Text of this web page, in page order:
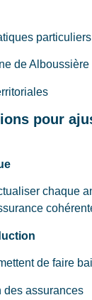
particuliers
de Alboussière
pour
chaque
de faire
des assurances